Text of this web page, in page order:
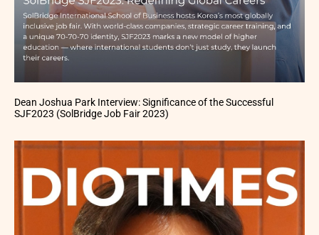
Dean Joshua Park Interview: Significance of the Successful
SJF2023 (SolBridge Job Fair 2023)